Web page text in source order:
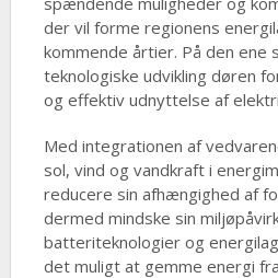
der vil forme regionens
kommende årtier. På den ene
teknologiske udvikling døren
og effektiv udnyttelse af
Med integrationen af
sol, vind og vandkraft i
reducere sin afhængighed af
dermed mindske sin
batteriteknologier og
det muligt at gemme energi